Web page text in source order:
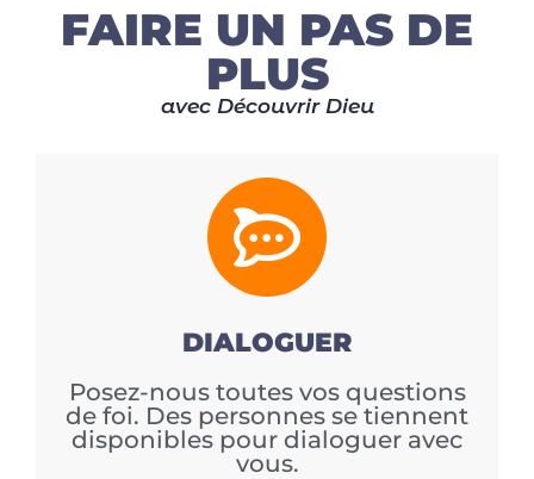
FAIRE UN PAS DE
PLUS
avec Découvrir Dieu
DIALOGUER
Posez-nous toutes vos questions
de foi. Des personnes se tiennent
disponibles pour dialoguer avec
vous.